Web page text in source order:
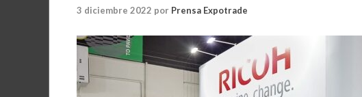
3 diciembre 2022 por Prensa Expotrade